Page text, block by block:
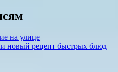
на улице
новый рецепт быстрых блюд